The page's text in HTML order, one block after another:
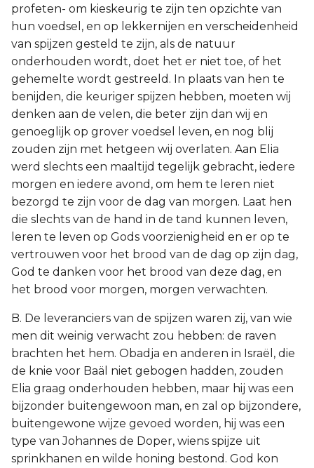
profeten- om kieskeurig te zijn ten opzichte van
hun voedsel, en op lekkernijen en verscheidenheid
van spijzen gesteld te zijn, als de natuur
onderhouden wordt, doet het er niet toe, of het
gehemelte wordt gestreeld. In plaats van hen te
benijden, die keuriger spijzen hebben, moeten wij
denken aan de velen, die beter zijn dan wij en
genoeglijk op grover voedsel leven, en nog blij
zouden zijn met hetgeen wij overlaten. Aan Elia
werd slechts een maaltijd tegelijk gebracht, iedere
morgen en iedere avond, om hem te leren niet
bezorgd te zijn voor de dag van morgen. Laat hen
die slechts van de hand in de tand kunnen leven,
leren te leven op Gods voorzienigheid en er op te
vertrouwen voor het brood van de dag op zijn dag,
God te danken voor het brood van deze dag, en
het brood voor morgen, morgen verwachten.
B. De leveranciers van de spijzen waren zij, van wie
men dit weinig verwacht zou hebben: de raven
brachten het hem. Obadja en anderen in Israël, die
de knie voor Baäl niet gebogen hadden, zouden
Elia graag onderhouden hebben, maar hij was een
bijzonder buitengewoon man, en zal op bijzondere,
buitengewone wijze gevoed worden, hij was een
type van Johannes de Doper, wiens spijze uit
sprinkhanen en wilde honing bestond. God kon